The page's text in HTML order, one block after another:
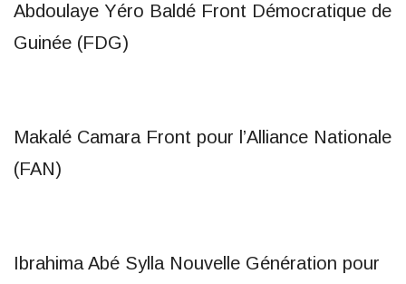
Abdoulaye Yéro Baldé Front Démocratique de
Guinée (FDG)
Makalé Camara Front pour l’Alliance Nationale
(FAN)
Ibrahima Abé Sylla Nouvelle Génération pour